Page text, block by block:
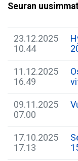
Seuran
23.12.2025
10.44
11.12.2025
16.49
09.11.2025
07.00
17.10.2025
17.13